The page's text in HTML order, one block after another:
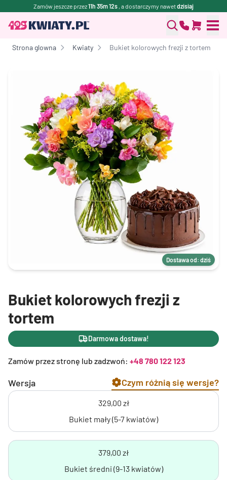
Zamów jeszcze przez11h 35m 12s , a dostarczymy nawetdzisiaj
Strona glowna Kwiaty Bukiet kolorowych frezji z tortem
Dostawa od: dziś
Bukiet kolorowych frezji z
tortem
Darmowa dostawa!
Zamów przez stronę lub zadzwoń: +48 780 122 123
Wersja Czym różnią się wersje?
329,00 zł
Bukiet mały (5-7 kwiatów)
379,00 zł
Bukiet średni (9-13 kwiatów)